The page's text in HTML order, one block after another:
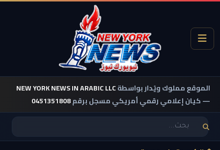
الموقع مملوك ويُدار بواسطةNEW YORK NEWS IN ARABIC LLC
— كيان إعلامي رقمي أمريكي مسجل برقم0451351808